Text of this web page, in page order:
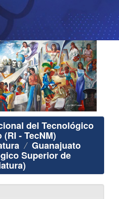
del Tecnológico
- TecNM)
Guanajuato
Superior de